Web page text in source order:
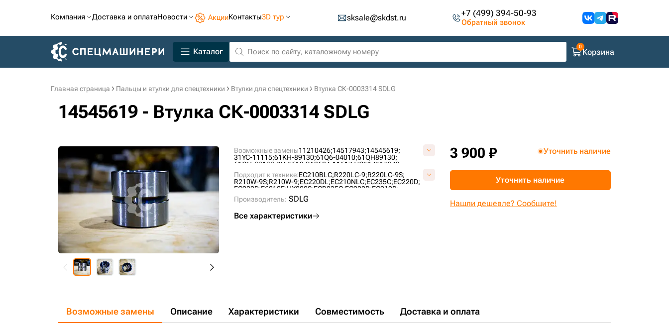
Компания Доставка и оплатаНовости АкцииКонтакты3D тур sksale@skdst.ru +7 (499) 394-50-93
Обратный звонок
Каталог Корзина
Главная страница Пальцы и втулки для спецтехники Втулки для спецтехники Втулка СК-0003314 SDLG
14545619 - Втулка СК-0003314 SDLG
Возможные замены11210426;14517943;14545619;
31YC-11115;61KH-89130;61Q6-04010;61QH89130;
61QH-89130;BU-5619;SA9624-11617;VOE14517943;
VOE14545619;
Подходит к технике:EC210BLC;R220LC-9;R220LC-9S;
R210W-9S;R210W-9;EC220DL;EC210NLC;EC235C;EC220D;
EC200D;E6210F;HX220S;ECR235C;EC200B;EC210B;
Производитель: SDLG
Все характеристики
3 900 ₽ Уточнить наличие
Уточнить наличие
Нашли дешевле? Сообщите!
Возможные замены Описание Характеристики Совместимость Доставка и оплата